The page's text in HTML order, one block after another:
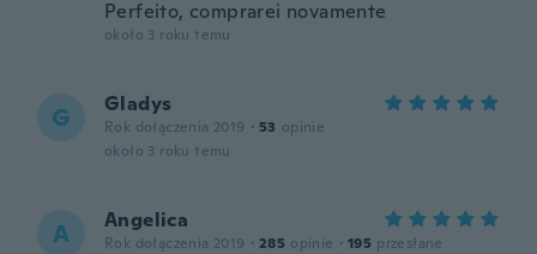
Perfeito, comprarei novamente
około 3 roku temu
G Gladys
Rok dołączenia 2019 · 53 opinie
około 3 roku temu
A Angelica
Rok dołączenia 2019 · 285 opinie · 195 przesłane